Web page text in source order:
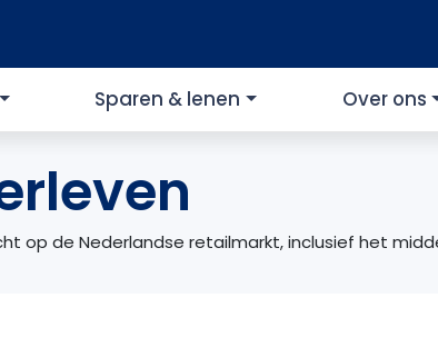
Sparen & lenen Over ons
op de Nederlandse retailmarkt, inclusief het